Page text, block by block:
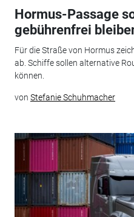
Hormus-Passage
gebührenfrei
Für die Straße von Hormus
ab. Schiffe sollen alternative
können.
von Stefanie Schuhmacher